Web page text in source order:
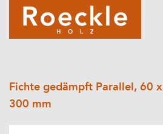
Fichte gedämpft Parallel, 60 x
300 mm